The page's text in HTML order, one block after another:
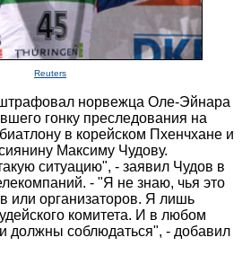
Reuters
норвежца Оле-Эйнара
гонку преследования на
в корейском Пхенчхане и
Максиму Чудову.
ситуацию", - заявил Чудов в
- "Я не знаю, чья это
или организаторов. Я лишь
комитета. И в любом
должны соблюдаться", - добавил